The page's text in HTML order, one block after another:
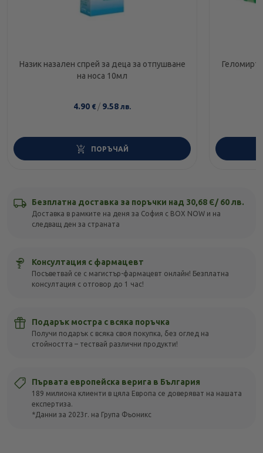
Назик назален спрей за деца за отпушване
на носа 10мл
4.90 € / 9.58 лв.
ПОРЪЧАЙ
Безплатна доставка за поръчки над 30,68 Є/ 60 лв.
Доставка в рамките на деня за София с BOX NOW и на
следващ ден за страната
Консултация с фармацевт
Посъветвай се с магистър-фармацевт онлайн! Безплатна
консултация с отговор до 1 час!
Подарък мостра с всяка поръчка
Получи подарък с всяка своя покупка, без оглед на
стойността – тествай различни продукти!
Първата европейска верига в България
189 милиона клиенти в цяла Европа се доверяват на нашата
експертиза.
*Данни за 2023г. на Група Фьоникс